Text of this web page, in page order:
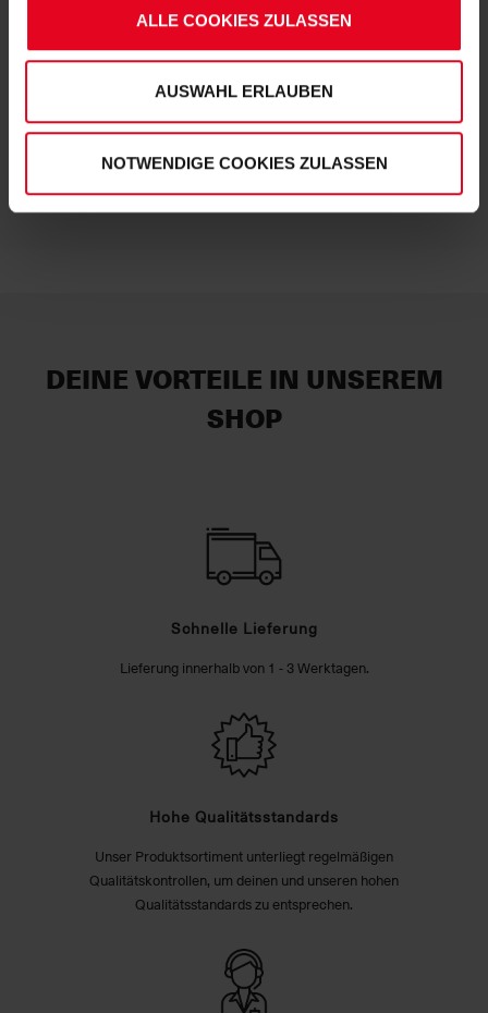
Weitere Informationen entnehmen Sie bitte
unsererDatenschutzerklärungund
Impressum."
ALLE COOKIES ZULASSEN
AUSWAHL ERLAUBEN
NOTWENDIGE COOKIES ZULASSEN
IN DEN WARENKORB
DEINE VORTEILE IN UNSEREM
SHOP
Schnelle Lieferung
Lieferung innerhalb von 1 - 3 Werktagen.
Hohe Qualitätsstandards
Unser Produktsortiment unterliegt regelmäßigen
Qualitätskontrollen, um deinen und unseren hohen
Qualitätsstandards zu entsprechen.